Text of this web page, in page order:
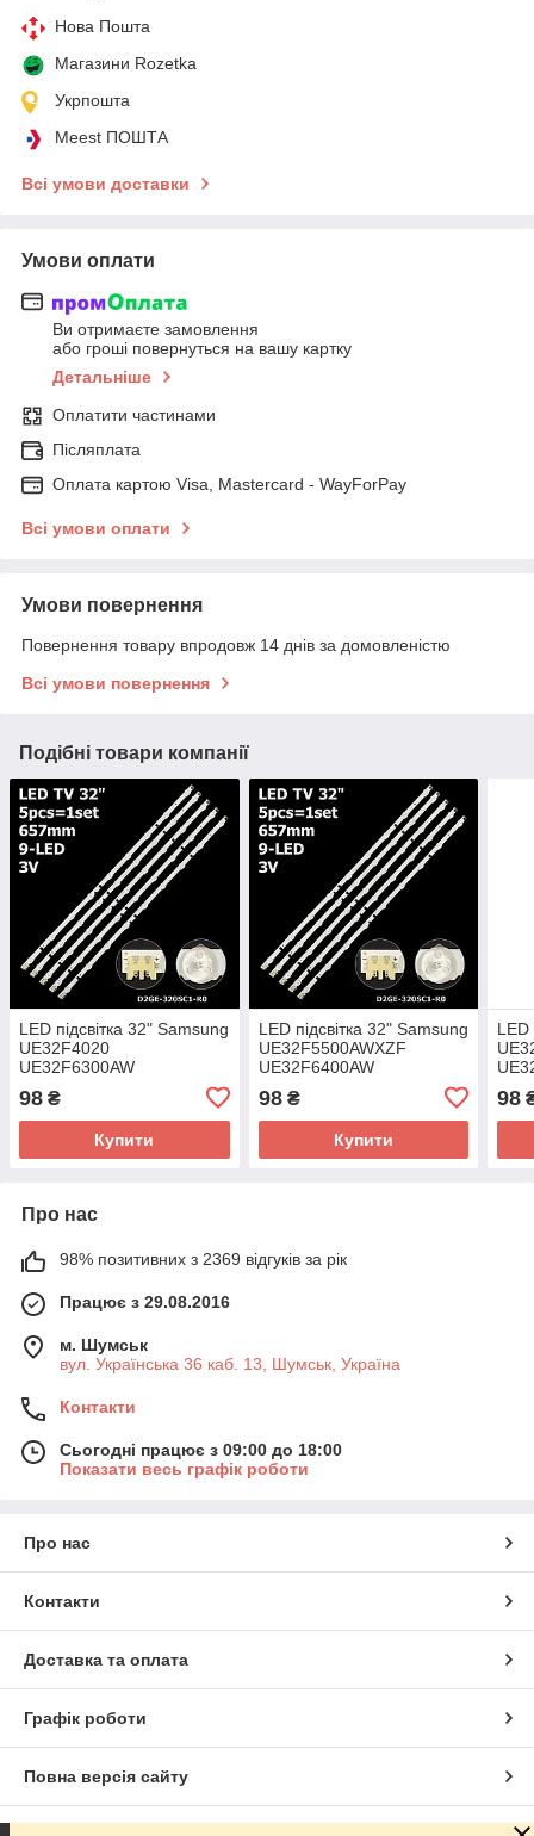
Нова Пошта
Магазини Rozetka
Укрпошта
Meest ПОШТА
Всі умови доставки
Умови оплати
Ви отримаєте замовлення
або гроші повернуться на вашу картку
Детальніше
Оплатити частинами
Післяплата
Оплата картою Visa, Mastercard - WayForPay
Всі умови оплати
Умови повернення
Повернення товару впродовж 14 днів за домовленістю
Всі умови повернення
Подібні товари компанії
LED підсвітка 32" Samsung
UE32F4020
UE32F6300AW
UE32F4500AK
UE32F5500AW 1 планка
98 ₴
Купити
LED підсвітка 32" Samsung
UE32F5500AWXZF
UE32F6400AW
UE32F4500AK 1 планка
98₴
Купити
LED
98
Про нас
98% позитивних з 2369 відгуків за рік
Працює з 29.08.2016
м. Шумськ
вул. Українська 36 каб. 13, Шумськ, Україна
Контакти
Сьогодні працює з 09:00 до 18:00
Показати весь графік роботи
Про нас
Контакти
Доставка та оплата
Графік роботи
Повна версія сайту